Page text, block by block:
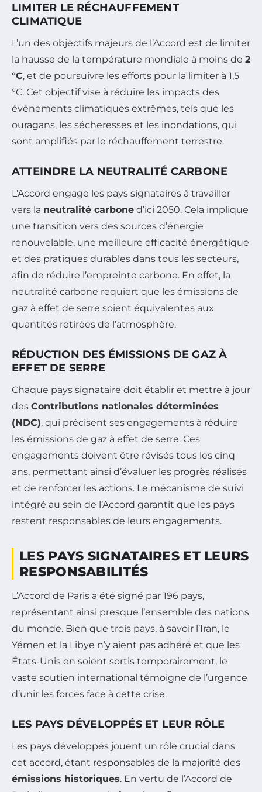
LIMITER LE RÉCHAUFFEMENT
CLIMATIQUE
L’un des objectifs majeurs de l’Accord est de limiter
la hausse de la température mondiale à moins de 2
°C, et de poursuivre les efforts pour la limiter à 1,5
°C. Cet objectif vise à réduire les impacts des
événements climatiques extrêmes, tels que les
ouragans, les sécheresses et les inondations, qui
sont amplifiés par le réchauffement terrestre.
ATTEINDRE LA NEUTRALITÉ CARBONE
L’Accord engage les pays signataires à travailler
vers la neutralité carbone d’ici 2050. Cela implique
une transition vers des sources d’énergie
renouvelable, une meilleure efficacité énergétique
et des pratiques durables dans tous les secteurs,
afin de réduire l’empreinte carbone. En effet, la
neutralité carbone requiert que les émissions de
gaz à effet de serre soient équivalentes aux
quantités retirées de l’atmosphère.
RÉDUCTION DES ÉMISSIONS DE GAZ À
EFFET DE SERRE
Chaque pays signataire doit établir et mettre à jour
des Contributions nationales déterminées
(NDC), qui précisent ses engagements à réduire
les émissions de gaz à effet de serre. Ces
engagements doivent être révisés tous les cinq
ans, permettant ainsi d’évaluer les progrès réalisés
et de renforcer les actions. Le mécanisme de suivi
intégré au sein de l’Accord garantit que les pays
restent responsables de leurs engagements.
LES PAYS SIGNATAIRES ET LEURS
RESPONSABILITÉS
L’Accord de Paris a été signé par 196 pays,
représentant ainsi presque l’ensemble des nations
du monde. Bien que trois pays, à savoir l’Iran, le
Yémen et la Libye n’y aient pas adhéré et que les
États-Unis en soient sortis temporairement, le
vaste soutien international témoigne de l’urgence
d’unir les forces face à cette crise.
LES PAYS DÉVELOPPÉS ET LEUR RÔLE
Les pays développés jouent un rôle crucial dans
cet accord, étant responsables de la majorité des
émissions historiques. En vertu de l’Accord de